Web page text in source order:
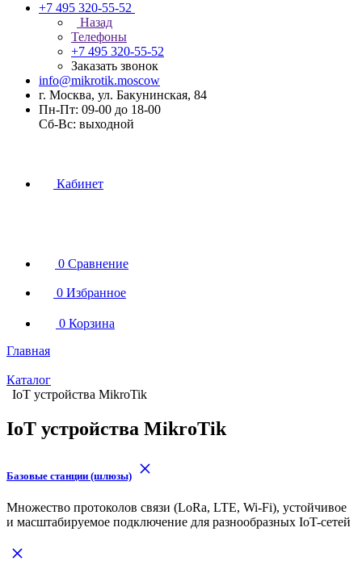
+7 495 320-55-52
Назад
Телефоны
+7 495 320-55-52
Заказать звонок
info@mikrotik.moscow
г. Москва, ул. Бакунинская, 84
Пн-Пт: 09-00 до 18-00
Сб-Вс: выходной
Кабинет
0 Сравнение
0 Избранное
0 Корзина
Главная
Каталог
IoT устройства MikroTik
IoT устройства MikroTik
Базовые станции (шлюзы)
Множество протоколов связи (LoRa, LTE, Wi-Fi), устойчивое
и масштабируемое подключение для разнообразных IoT-сетей